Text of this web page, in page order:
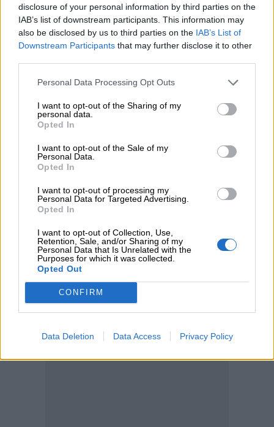
disclosure of your personal information by third parties on the
IAB’s list of downstream participants. This information may
also be disclosed by us to third parties on the IAB’s List of
Downstream Participants that may further disclose it to other
Personal Data Processing Opt Outs
I want to opt-out of the Sharing of my
personal data.
Opted In
I want to opt-out of the Sale of my
Personal Data.
Opted In
I want to opt-out of processing my
Personal Data for Targeted Advertising.
Opted In
I want to opt-out of Collection, Use,
Retention, Sale, and/or Sharing of my
Personal Data that Is Unrelated with the
Purposes for which it was collected.
Opted Out
CONFIRM
Data Deletion Data Access Privacy Policy
Ξεκινούν οι αιτήσεις στο vouchers.gov.gr για το Πρόγραμμα
«Τουρισμός για όλους 2026-2027»
05.08.2026 - 10:19
WWF: Περισσότερα από 180.000 στρέμματα καμένων
δασικών εκτάσεων στην Ελλάδα σε λίγες μόλις μέρες
05.08.2026 - 09:45
Η Ελλάδα που αντιστέκεται και επιμένει να μην ασφαλίζεται!
05.08.2026 - 09:20
ασφαλιστής στους πελάτες του
Το εκλογικό «καμπανάκι» της Goldman Sachs, η ισχυρή
πιστωτική επέκταση των ελληνικών τραπεζών, το «πάρτι»
στις αγορές, οι «κρυμμένες» αξίες της ΓΕΚ ΤΕΡΝΑ